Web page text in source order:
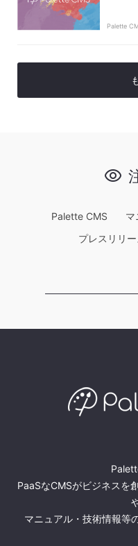
Palette
Palette CMS マ
プレスリリー
PaaSなCMSがビジネスを
マニュアル・技術情報等